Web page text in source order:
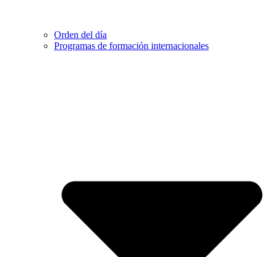
Orden del día
Programas de formación internacionales